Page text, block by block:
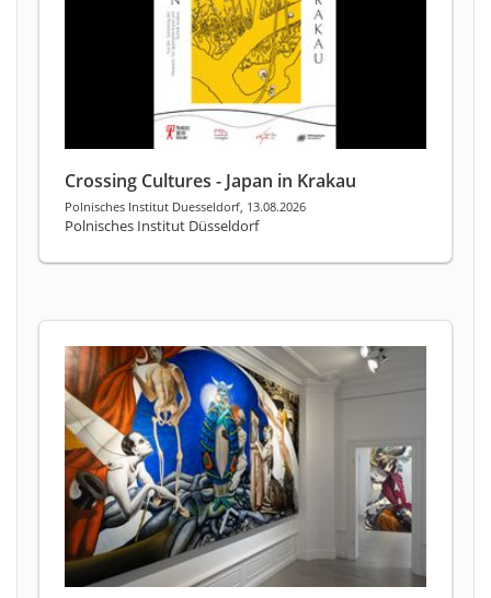
Crossing Cultures - Japan in Krakau
Polnisches Institut Duesseldorf, 13.08.2026
Polnisches Institut Düsseldorf